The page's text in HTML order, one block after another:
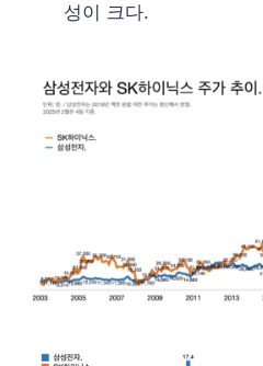
성이 크다.